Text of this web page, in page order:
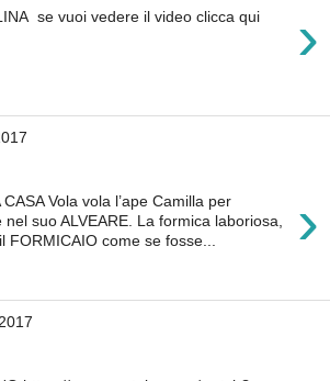
›
se vuoi vedere il video clicca qui
›
CASA Vola vola l’ape Camilla per
nel suo ALVEARE. La formica laboriosa,
FORMICAIO come se fosse...